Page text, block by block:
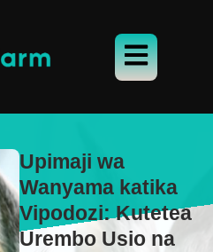
Upimaji wa
Wanyama katika
Vipodozi: Kutetea
Urembo Usio na